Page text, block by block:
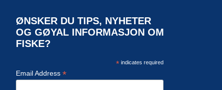
ØNSKER DU TIPS, NYHETER
OG GØYAL INFORMASJON OM
FISKE?
*indicates required
Email Address *